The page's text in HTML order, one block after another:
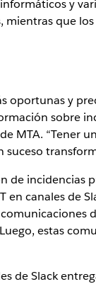
y
mientras que
oportunas y
sobre
MTA. “Tener
suceso
de
en canales de
estas
de Slack